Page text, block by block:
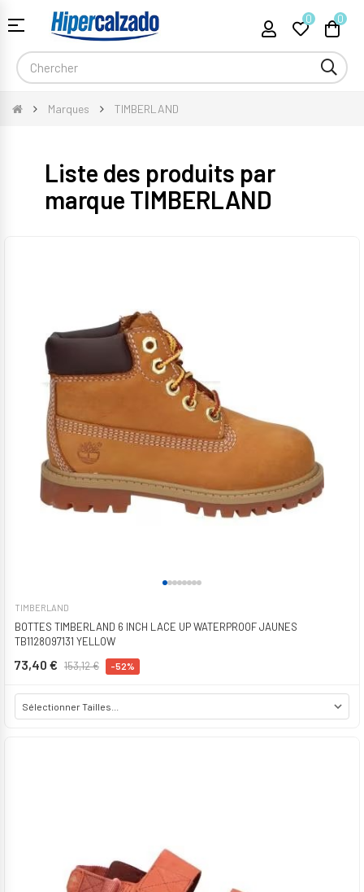
Basculer
navigation
☰ 0 0
Marques TIMBERLAND
Liste des produits par
marque TIMBERLAND
TIMBERLAND
BOTTES TIMBERLAND 6 INCH LACE UP WATERPROOF JAUNES
TB1128097131 YELLOW
73,40 € 153,12 € -52%